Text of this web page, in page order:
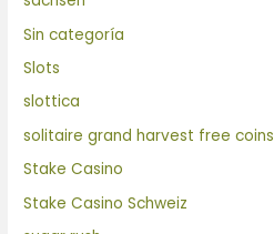
Sin categoría
Slots
slottica
solitaire grand harvest free coins
Stake Casino
Stake Casino Schweiz